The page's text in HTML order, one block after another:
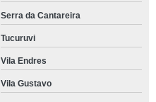
Serra da Cantareira
Tucuruvi
Vila Endres
Vila Gustavo